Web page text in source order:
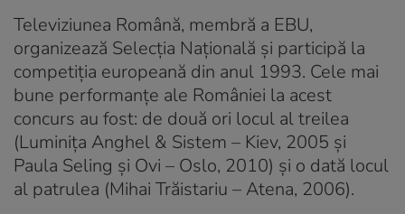
Televiziunea Română, membră a EBU,
organizează Selecția Națională și participă la
competiția europeană din anul 1993. Cele mai
bune performanțe ale României la acest
concurs au fost: de două ori locul al treilea
(Luminița Anghel & Sistem – Kiev, 2005 și
Paula Seling și Ovi – Oslo, 2010) și o dată locul
al patrulea (Mihai Trăistariu – Atena, 2006).